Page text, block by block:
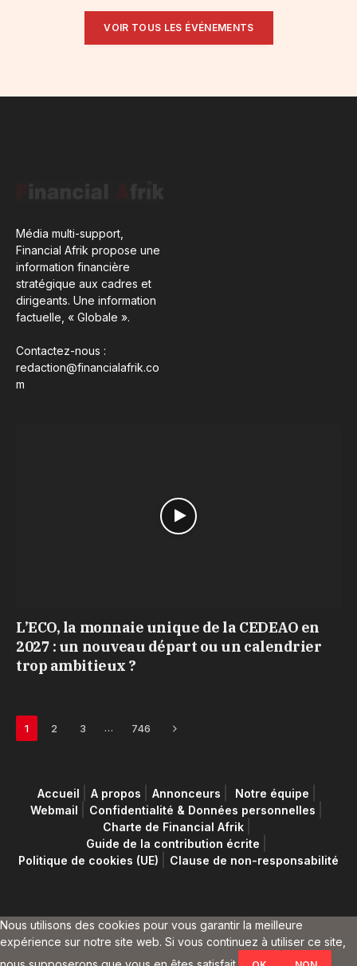
VOIR TOUS LES ÉVÉNEMENTS
Média multi-support,
Financial Afrik propose une
information financière
stratégique aux cadres et
dirigeants. Une information
factuelle, « Globale ».
Contactez-nous :
redaction@financialafrik.co
m
L’ECO, la monnaie unique de la CEDEAO en
2027 : un nouveau départ ou un calendrier
trop ambitieux ?
1 2 3 … 746 Next
Accueil A propos Annonceurs
Notre équipe
Webmail
Confidentialité & Données personnelles
Charte de Financial Afrik
Guide de la contribution écrite
Politique de cookies (UE)
Clause de non-responsabilité
Nous utilisons des cookies pour vous garantir la meilleure
expérience sur notre site web. Si vous continuez à utiliser ce site,